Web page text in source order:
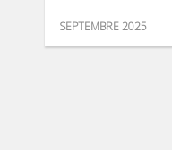
SEPTEMBRE 2025